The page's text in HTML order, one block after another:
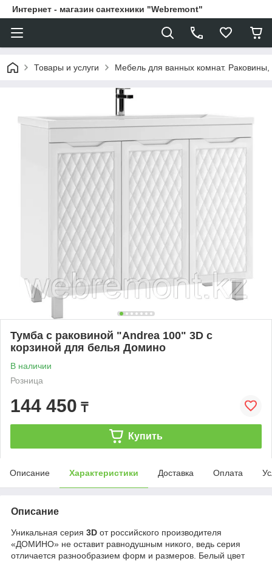
Интернет - магазин сантехники "Webremont"
Товары и услуги Мебель для ванных комнат.
Тумба с раковиной "Andrea 100" 3D с
корзиной для белья Домино
В наличии
Розница
144 450 ₸
Купить
Описание Характеристики Доставка Оплата
Описание
Уникальная серия 3D от российского производителя
«ДОМИНО» не оставит равнодушным никого, ведь серия
отличается разнообразием форм и размеров. Белый цвет